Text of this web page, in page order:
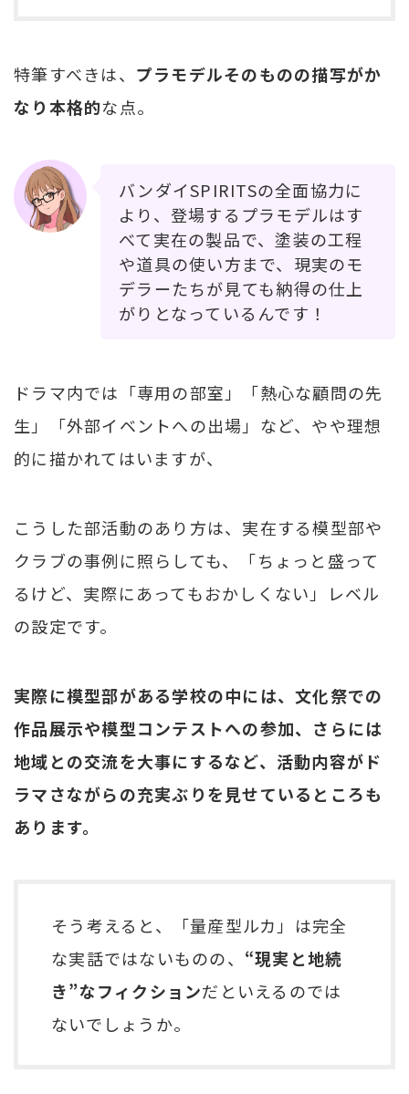
特筆すべきは、 プラモデルそのものの描写がか
なり本格的な点。
バンダイSPIRITSの全面協力に
より、登場するプラモデルはす
べて実在の製品で、塗装の工程
や道具の使い方まで、現実のモ
デラーたちが見ても納得の仕上
がりとなっているんです！
ドラマ内では「専用の部室」「熱心な顧問の先
生」「外部イベントへの出場」など、やや理想
的に描かれてはいますが、
こうした部活動のあり方は、実在する模型部や
クラブの事例に照らしても、「ちょっと盛って
るけど、実際にあってもおかしくない」レベル
の設定です。
実際に模型部がある学校の中には、文化祭での
作品展示や模型コンテストへの参加、さらには
地域との交流を大事にするなど、活動内容がド
ラマさながらの充実ぶりを見せているところも
あります。
そう考えると、「量産型ルカ」は完全
な実話ではないものの、 “現実と地続
き”なフィクションだといえるのでは
ないでしょうか。